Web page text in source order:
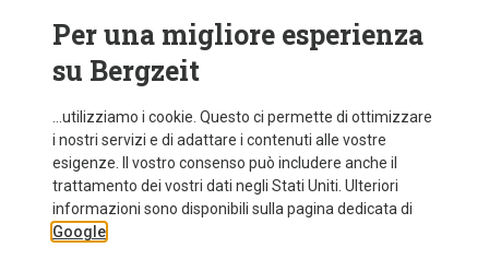
+11 Taglie
ONE SIZE
fino a 30%
Per una migliore esperienza
su Bergzeit
...utilizziamo i cookie. Questo ci permette di ottimizzare
i nostri servizi e di adattare i contenuti alle vostre
esigenze. Il vostro consenso può includere anche il
trattamento dei vostri dati negli Stati Uniti. Ulteriori
informazioni sono disponibili sulla pagina dedicata di
Google